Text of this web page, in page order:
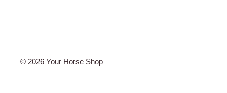
© 2026 Your Horse Shop